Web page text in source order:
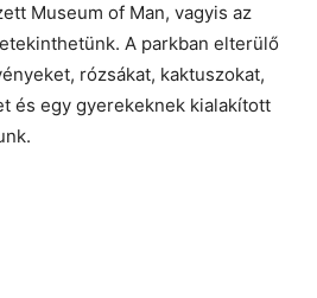
Museum of Man, vagyis az
A parkban elterülő
rózsákat, kaktuszokat,
és egy gyerekeknek kialakított